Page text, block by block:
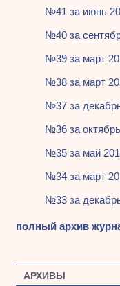
№41 за июнь
№40 за
№39 за март
№38 за март
№37 за
№36 за
№35 за май
№34 за март
№33 за
полный архив
АРХИВЫ